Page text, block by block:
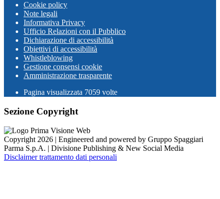
Cookie policy
Note legali
Informativa Privacy
Ufficio Relazioni con il Pubblico
Dichiarazione di accessibilità
Obiettivi di accessibilità
Whistleblowing
Gestione consensi cookie
Amministrazione trasparente
Pagina visualizzata 7059 volte
Sezione Copyright
Copyright 2026 | Engineered and powered by Gruppo Spaggiari
Parma S.p.A. | Divisione Publishing & New Social Media
Disclaimer trattamento dati personali